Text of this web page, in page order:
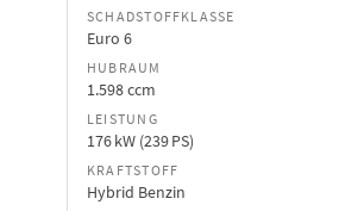
SCHADSTOFFKLASSE
Euro 6
HUBRAUM
1.598 ccm
LEISTUNG
176 kW (239 PS)
KRAFTSTOFF
Hybrid Benzin